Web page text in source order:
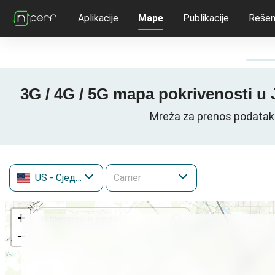
Aplikacije Mape Publikacije
3G / 4G / 5G mapa pokrivenosti
Mreža za prenos
US - Сједињене Државе
+
−